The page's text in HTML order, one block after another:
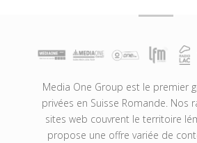
Media One Group est le premier
privées en Suisse Romande. Nos
sites web couvrent le territoire
propose une offre variée de